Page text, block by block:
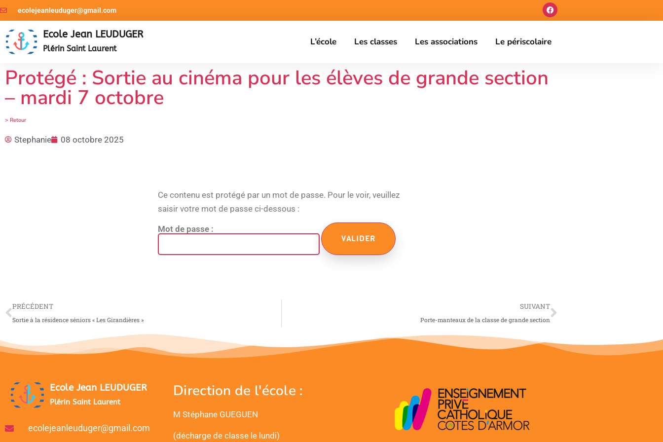
ecolejeanleuduger@gmail.com
Ecole Jean LEUDUGER
Plérin Saint Laurent
L’école Les classes Les associations Le périscolaire
Protégé : Sortie au cinéma pour les élèves de grande section
– mardi 7 octobre
> Retour
Stephanie 08 octobre 2025
Ce contenu est protégé par un mot de passe. Pour le voir, veuillez
saisir votre mot de passe ci-dessous :
Mot de passe :
PRÉCÉDENT
Sortie à la résidence séniors « Les Girandières »
SUIVANT
Porte-manteaux de la classe de grande section
Ecole Jean LEUDUGER
Plérin Saint Laurent
ecolejeanleuduger@gmail.com
Direction de l'école :
M Stéphane GUEGUEN
(décharge de classe le lundi)